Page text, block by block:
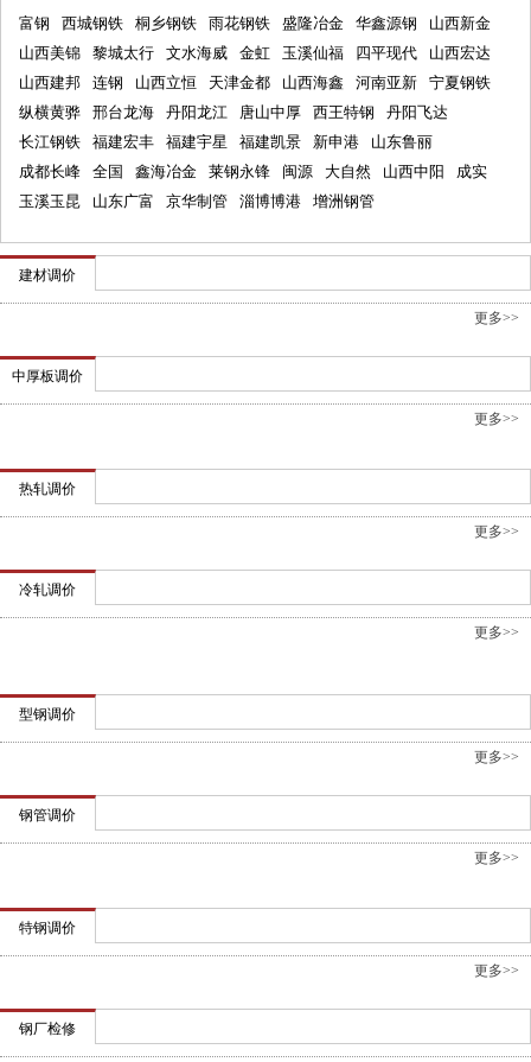
富钢
西城钢铁 桐乡钢铁 雨花钢铁 盛隆冶金 华鑫源钢
山西新金
山西美锦
黎城太行 文水海威 金虹 玉溪仙福 四平现代
山西宏达
山西建邦
连钢 山西立恒 天津金都 山西海鑫 河南亚新
宁夏钢铁
纵横黄骅
邢台龙海 丹阳龙江 唐山中厚 西王特钢
丹阳飞达
长江钢铁
福建宏丰 福建宇星 福建凯景 新申港
山东鲁丽
成都长峰
全国 鑫海冶金 莱钢永锋 闽源 大自然 山西中阳
成实
玉溪玉昆
山东广富 京华制管 淄博博港 增洲钢管
建材调价
更多>>
中厚板调价
更多>>
热轧调价
更多>>
冷轧调价
更多>>
型钢调价
更多>>
钢管调价
更多>>
特钢调价
更多>>
钢厂检修